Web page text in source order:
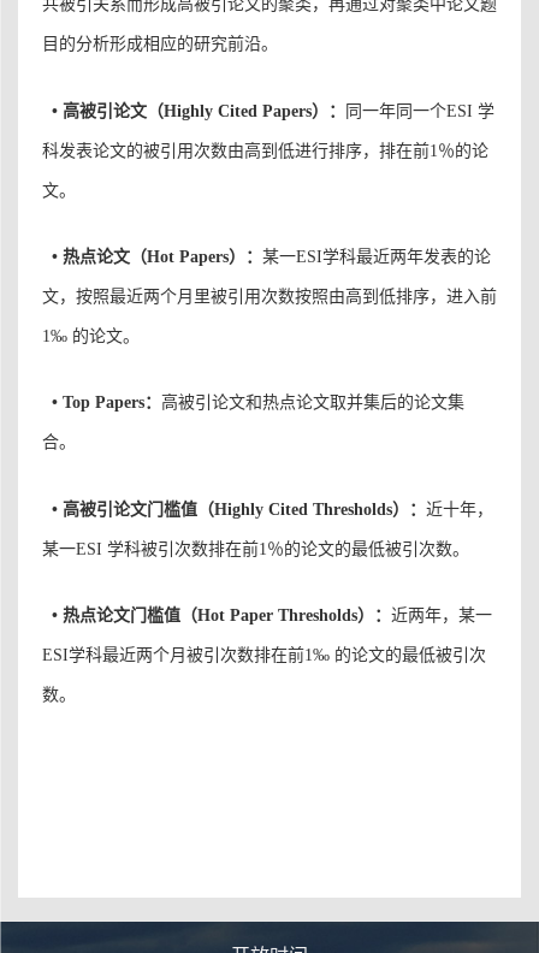
共被引关系而形成高被引论文的聚类，再通过对聚类中论文题
目的分析形成相应的研究前沿。
• 高被引论文（Highly Cited Papers）： 同一年同一个ESI 学
科发表论文的被引用次数由高到低进行排序，排在前1％的论
文。
• 热点论文（Hot Papers）： 某一ESI学科最近两年发表的论
文，按照最近两个月里被引用次数按照由高到低排序，进入前
1‰ 的论文。
• Top Papers： 高被引论文和热点论文取并集后的论文集
合。
• 高被引论文门槛值 （Highly Cited Thresholds）： 近十年，
某一ESI 学科被引次数排在前1％的论文的最低被引次数。
• 热点论文门槛值 （Hot Paper Thresholds）： 近两年，某一
ESI学科最近两个月被引次数排在前1‰ 的论文的最低被引次
数。